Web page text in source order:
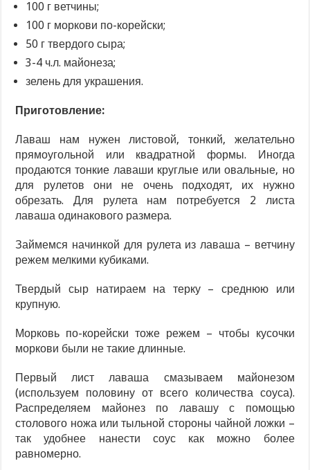
100 г ветчины;
100 г моркови по-корейски;
50 г твердого сыра;
3-4 ч.л. майонеза;
зелень для украшения.
Приготовление:
Лаваш нам нужен листовой, тонкий, желательно
прямоугольной или квадратной формы. Иногда
продаются тонкие лаваши круглые или овальные, но
для рулетов они не очень подходят, их нужно
обрезать. Для рулета нам потребуется 2 листа
лаваша одинакового размера.
Займемся начинкой для рулета из лаваша – ветчину
режем мелкими кубиками.
Твердый сыр натираем на терку – среднюю или
крупную.
Морковь по-корейски тоже режем – чтобы кусочки
моркови были не такие длинные.
Первый лист лаваша смазываем майонезом
(используем половину от всего количества соуса).
Распределяем майонез по лавашу с помощью
столового ножа или тыльной стороны чайной ложки –
так удобнее нанести соус как можно более
равномерно.